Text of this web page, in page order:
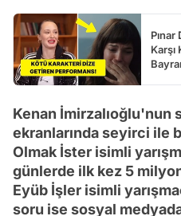
Karşı
Kenan İmirzalıoğlu'nun
ekranlarında seyirci ile
Olmak İster isimli
günlerde ilk kez 5
Eyüb İşler isimli
soru ise sosyal